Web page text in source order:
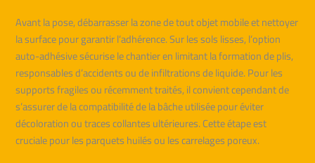
Avant la pose, débarrasser la zone de tout objet mobile et nettoyer
la surface pour garantir l’adhérence. Sur les sols lisses, l’option
auto-adhésive sécurise le chantier en limitant la formation de plis,
responsables d’accidents ou de infiltrations de liquide. Pour les
supports fragiles ou récemment traités, il convient cependant de
s’assurer de la compatibilité de la bâche utilisée pour éviter
décoloration ou traces collantes ultérieures. Cette étape est
cruciale pour les parquets huilés ou les carrelages poreux.